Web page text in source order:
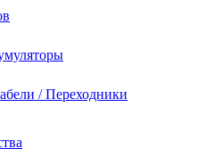
/ Переходники